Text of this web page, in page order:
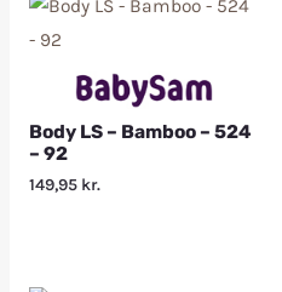
Body LS – Bamboo – 524
– 92
149,95 kr.